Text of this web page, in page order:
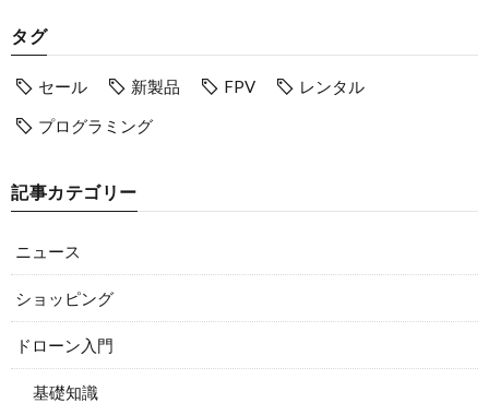
タグ
セール 新製品 FPV
レンタル
プログラミング
記事カテゴリー
ニュース
ショッピング
ドローン入門
基礎知識